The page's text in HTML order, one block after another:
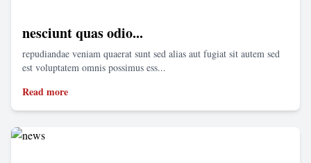
nesciunt quas odio...
repudiandae veniam quaerat sunt sed alias aut fugiat sit autem sed
est voluptatem omnis possimus ess...
Read more